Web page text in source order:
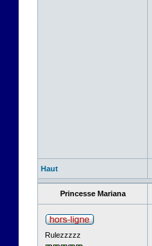
Haut
Princesse Mariana
Rulezzzzz